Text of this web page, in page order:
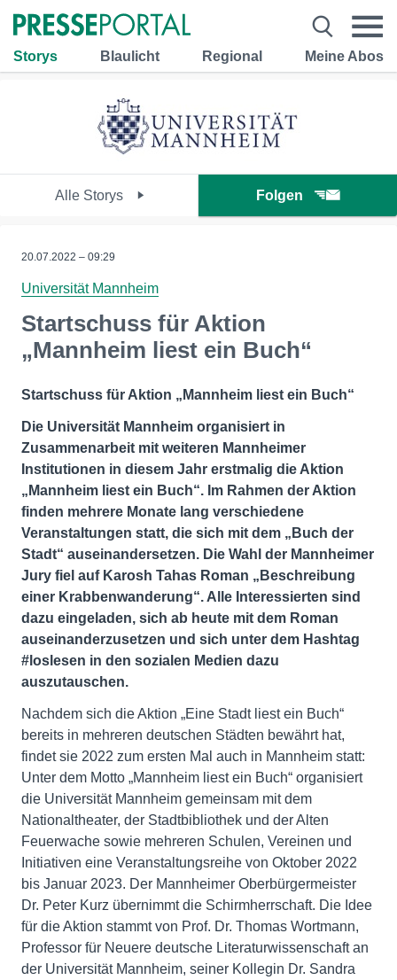
Storys Blaulicht Regional Meine Abos
Alle Storys Folgen
20.07.2022 – 09:29
Universität Mannheim
Startschuss für Aktion
„Mannheim liest ein Buch“
Startschuss für Aktion „Mannheim liest ein Buch“
Die Universität Mannheim organisiert in
Zusammenarbeit mit weiteren Mannheimer
Institutionen in diesem Jahr erstmalig die Aktion
„Mannheim liest ein Buch“. Im Rahmen der Aktion
finden mehrere Monate lang verschiedene
Veranstaltungen statt, die sich mit dem „Buch der
Stadt“ auseinandersetzen. Die Wahl der Mannheimer
Jury fiel auf Karosh Tahas Roman „Beschreibung
einer Krabbenwanderung“. Alle Interessierten sind
dazu eingeladen, sich ab heute mit dem Roman
auseinanderzusetzen und sich unter dem Hashtag
#loslesen in den sozialen Medien dazu
auszutauschen.
Nachdem sich die Aktion „Eine Stadt liest ein Buch“
bereits in mehreren deutschen Städten bewährt hat,
findet sie 2022 zum ersten Mal auch in Mannheim statt:
Unter dem Motto „Mannheim liest ein Buch“ organisiert
die Universität Mannheim gemeinsam mit dem
Nationaltheater, der Stadtbibliothek und der Alten
Feuerwache sowie mehreren Schulen, Vereinen und
Initiativen eine Veranstaltungsreihe von Oktober 2022
bis Januar 2023. Der Mannheimer Oberbürgermeister
Dr. Peter Kurz übernimmt die Schirmherrschaft. Die Idee
für die Aktion stammt von Prof. Dr. Thomas Wortmann,
Professor für Neuere deutsche Literaturwissenschaft an
der Universität Mannheim, seiner Kollegin Dr. Sandra